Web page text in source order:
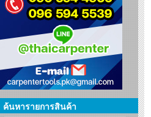
ค้นหารายการสินค้า